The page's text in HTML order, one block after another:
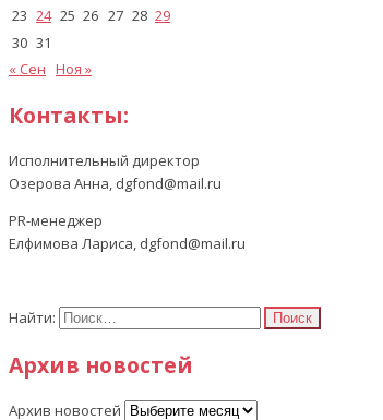
23 24 25 26 27 28 29
30 31
« Сен Ноя »
Контакты:
Исполнительный директор
Озерова Анна, dgfond@mail.ru
PR-менеджер
Елфимова Лариса, dgfond@mail.ru
Найти:
Архив новостей
Архив новостей